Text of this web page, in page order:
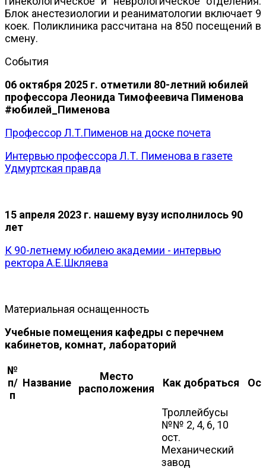
Блок анестезиологии и реаниматологии включает 9
коек. Поликлиника рассчитана на 850 посещений в
смену.
События
06 октября 2025 г. отметили 80-летний юбилей
профессора Леонида Тимофеевича Пименова
#юбилей_Пименова
Профессор Л.Т.Пименов на доске почета
Интервью профессора Л.Т. Пименова в газете
Удмуртская правда
15 апреля 2023 г. нашему вузу исполнилось 90
лет
К 90-летнему юбилею академии - интервью
ректора А.Е.Шкляева
Материальная оснащенность
Учебные помещения кафедры с перечнем
кабинетов, комнат, лабораторий
№
п/
п
Название
Место
расположения
Как добраться
Троллейбусы
№№ 2, 4, 6, 10
ост.
Механический
завод